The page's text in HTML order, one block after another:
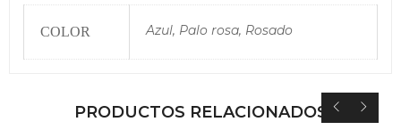
COLOR Azul, Palo rosa, Rosado
PRODUCTOS RELACIONADOS